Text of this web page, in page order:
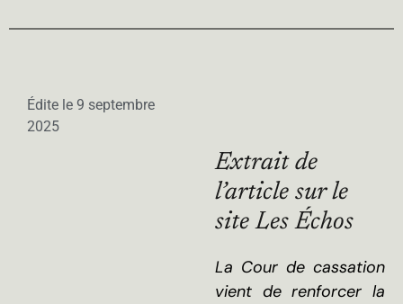
Édite le 9 septembre
2025
Extrait de
l’article sur le
site Les Échos
La Cour de cassation
vient de renforcer la